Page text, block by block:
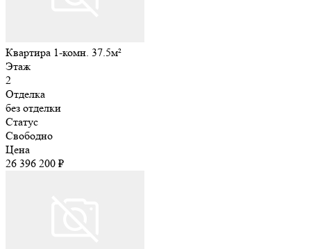
Квартира 1-комн. 37.5м²
Этаж
2
Отделка
без отделки
Статус
Свободно
Цена
26 396 200 ₽